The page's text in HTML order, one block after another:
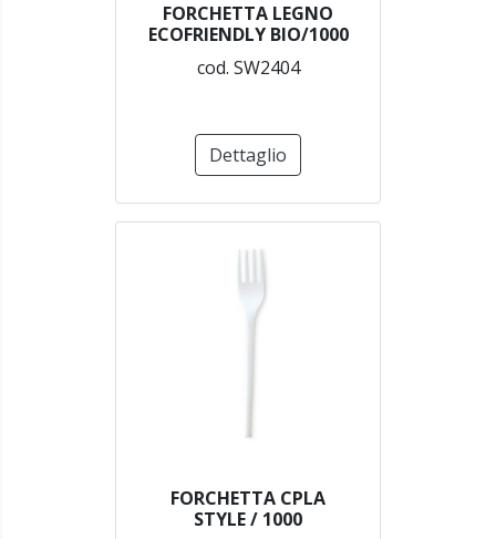
FORCHETTA LEGNO
ECOFRIENDLY BIO/1000
cod. SW2404
Dettaglio
FORCHETTA CPLA
STYLE / 1000